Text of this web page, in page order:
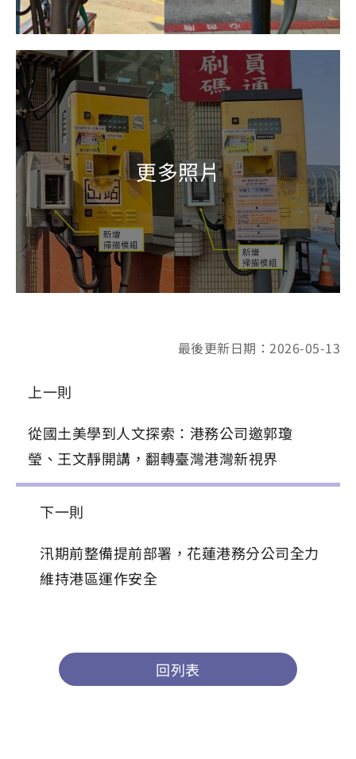
最後更新日期：2026-05-13
上一則
從國土美學到人文探索：港務公司邀郭瓊
瑩、王文靜開講，翻轉臺灣港灣新視界
下一則
汛期前整備提前部署，花蓮港務分公司全力
維持港區運作安全
回列表